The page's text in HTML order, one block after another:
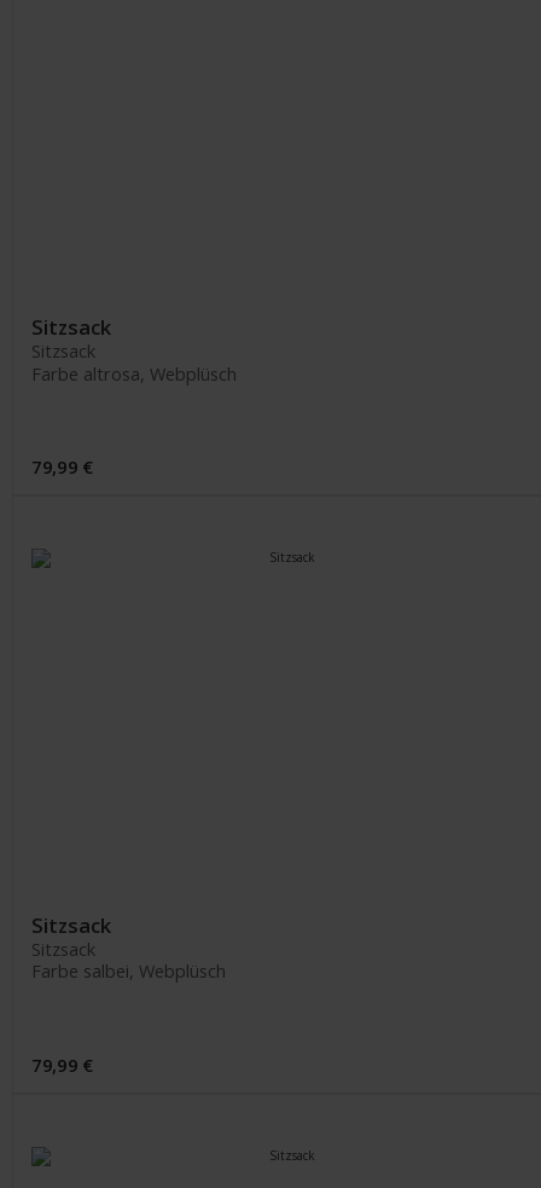
Sitzsack
Sitzsack
Farbe altrosa, Webplüsch
79,99 €
Sitzsack
Sitzsack
Farbe salbei, Webplüsch
79,99 €